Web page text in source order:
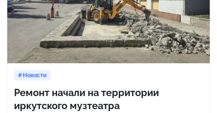
Новости
Ремонт начали на территории
иркутского музтеатра